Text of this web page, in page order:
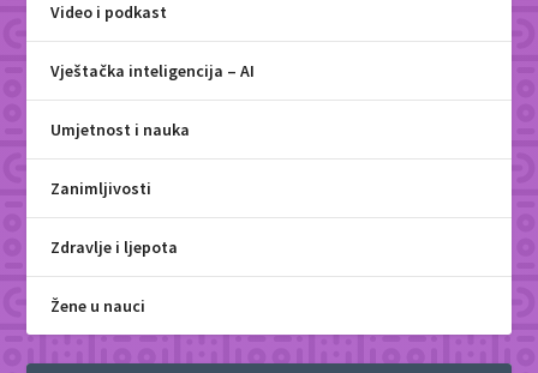
Video i podkast
Vještačka inteligencija – AI
Umjetnost i nauka
Zanimljivosti
Zdravlje i ljepota
Žene u nauci